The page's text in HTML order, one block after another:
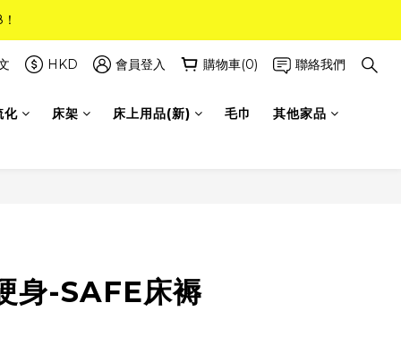
限標準尺寸)
HKD 會員登入 購物車(0) 聯絡我們
化 床架 床上用品(新) 毛巾 其他家品
身-SAFE床褥